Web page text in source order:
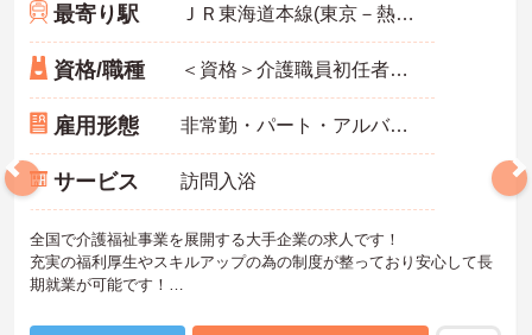
最寄り駅 ＪＲ東海道本線(東京－熱海)「茅ケ崎駅」バス・車6分
資格/職種 ＜資格＞介護職員初任者研修(旧ヘルパー2級)以上 必須 ＜経験＞不問
雇用形態 非常勤・パート・アルバイト
サービス 訪問入浴
全国で介護福祉事業を展開する大手企業の求人です！
充実の福利厚生やスキルアップの為の制度が整っており安心して長
期就業が可能です！
すのでお気軽にご相談ください。